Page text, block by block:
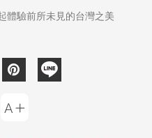
體驗前所未見的台灣之美